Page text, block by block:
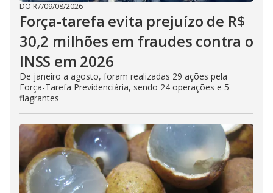
DO R7/09/08/2026
Força-tarefa evita prejuízo de R$
30,2 milhões em fraudes contra o
INSS em 2026
De janeiro a agosto, foram realizadas 29 ações pela
Força-Tarefa Previdenciária, sendo 24 operações e 5
flagrantes